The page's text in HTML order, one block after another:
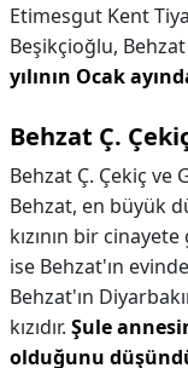
Etimesgut Kent
Beşikçioğlu,
yılının Ocak
Behzat Ç.
Behzat Ç. Çekiç ve
Behzat, en büyük
kızının bir
ise Behzat'ın
Behzat'ın
kızıdır. Şule
olduğunu